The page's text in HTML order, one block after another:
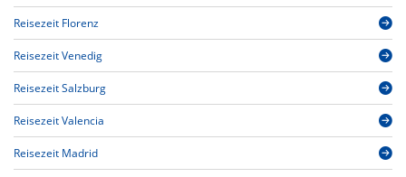
Reisezeit Florenz
Reisezeit Venedig
Reisezeit Salzburg
Reisezeit Valencia
Reisezeit Madrid